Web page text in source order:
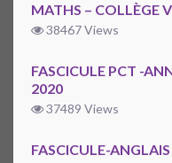
MATHS – COLLÈGE
38467 Views
FASCICULE PCT -
2020
37489 Views
FASCICULE-